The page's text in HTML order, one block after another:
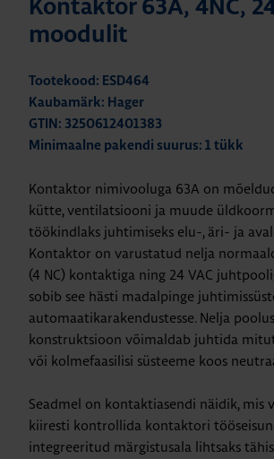
Kontaktor 63A, 4NC,
moodulit
Tootekood: ESD464
Kaubamärk: Hager
GTIN: 3250612401383
Minimaalne pakendi suurus: 1 tükk
Kontaktor nimivooluga 63A on
kütte, ventilatsiooni ja muude
töökindlaks juhtimiseks elu-, äri- ja
Kontaktor on varustatud nelja
(4 NC) kontaktiga ning 24 VAC
sobib see hästi madalpinge
automaatikarakendustesse. Nelja
konstruktsioon võimaldab juhtida
või kolmefaasilisi süsteeme koos
Seadmel on kontaktiasendi näidik, mis
kiiresti kontrollida kontaktori
integreeritud märgistusala lihtsaks